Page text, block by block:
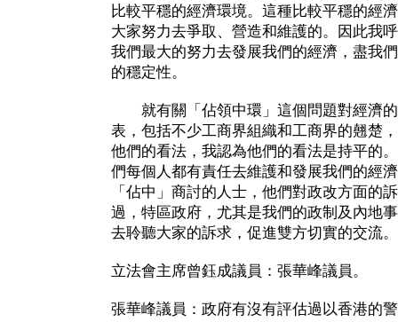
比較平穩的經濟環境。這種比較平穩的經
大家努力去爭取、營造和維護的。因此我
我們最大的努力去發展我們的經濟，盡我
的穩定性。
就有關「佔領中環」這個問題對經濟的
表，包括不少工商界組織和工商界的翹楚
他們的看法，我認為他們的看法是持平的
們每個人都有責任去維護和發展我們的經
「佔中」商討的人士，他們對政改方面的
過，特區政府，尤其是我們的政制及內地
去聆聽大家的訴求，促進雙方切實的交流。
立法會主席曾鈺成議員：張華峰議員。
張華峰議員：政府有沒有評估過以香港的